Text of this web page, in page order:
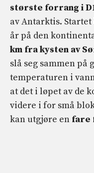
største forrang i
av Antarktis.
år på den
km fra kysten av
slå seg sammen på
temperaturen i
at det i løpet av de
videre i for små
kan utgjøre en fare